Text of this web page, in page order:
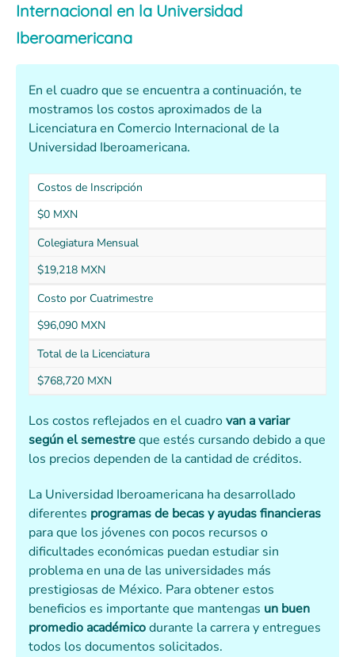
Internacional en la Universidad
Iberoamericana
En el cuadro que se encuentra a continuación, te
mostramos los costos aproximados de la
Licenciatura en Comercio Internacional de la
Universidad Iberoamericana.
Costos de Inscripción
$0 MXN
Colegiatura Mensual
$19,218 MXN
Costo por Cuatrimestre
$96,090 MXN
Total de la Licenciatura
$768,720 MXN
Los costos reflejados en el cuadrovan a variar
según el semestreque estés cursando debido a que
los precios dependen de la cantidad de créditos.
La Universidad Iberoamericana ha desarrollado
diferentes programas de becas y ayudas financieras
para que los jóvenes con pocos recursos o
dificultades económicas puedan estudiar sin
problema en una de las universidades más
prestigiosas de México. Para obtener estos
beneficios es importante que mantengas un buen
promedio académicodurante la carrera y entregues
todos los documentos solicitados.